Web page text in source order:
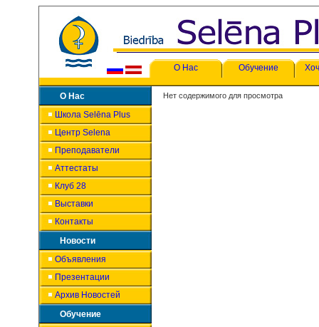
О Нас Обучение
О Нас
Школа Selēna Plus
Центр Selena
Преподаватели
Аттестаты
Клуб 28
Выставки
Контакты
Новости
Объявления
Презентации
Архив Новостей
Обучение
Нет содержимого для просмотра